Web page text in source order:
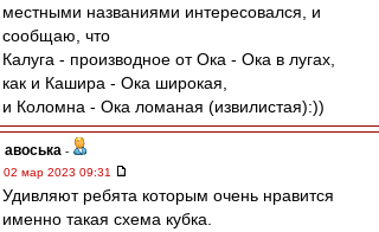
местными названиями интересовался, и
сообщаю, что
Калуга - производное от Ока - Ока в лугах,
как и Кашира - Ока широкая,
и Коломна - Ока ломаная (извилистая):))
авоська -
02 мар 2023 09:31
Удивляют ребята которым очень нравится
именно такая схема кубка.